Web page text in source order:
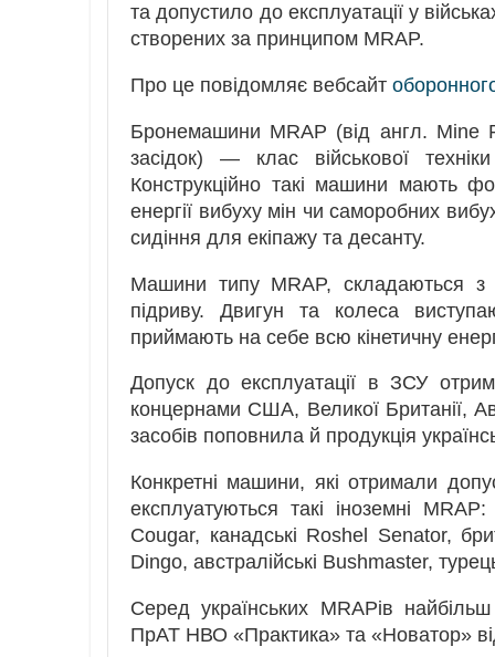
та допустило до експлуатації у
створених за принципом MRAP.
Про це повідомляє вебсайт
Бронемашини MRAP (від англ. Mine
засідок) — клас військової
Конструкційно такі машини мають
енергії вибуху мін чи саморобних
сидіння для екіпажу та десанту.
Машини типу MRAP, складаються
підриву. Двигун та колеса
приймають на себе всю кінетичну
Допуск до експлуатації в ЗСУ
концернами США, Великої Британії,
засобів поповнила й продукція
Конкретні машини, які отримали
експлуатуються такі іноземні
Cougar, канадські Roshel Senator,
Dingo, австралійські Bushmaster,
Серед українських MRAPів
ПрАТ НВО «Практика» та «Новатор»